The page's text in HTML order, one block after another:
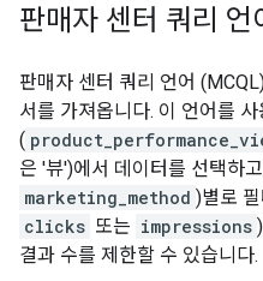
판매자 센터 쿼리 언
판매자 센터 쿼리 언어
서를 가져옵니다. 이 언어를
(
은 '뷰')에서 데이터를 선택하
marketing_method )별로
clicks 또는 impressions
결과 수를 제한할 수 있습니다.